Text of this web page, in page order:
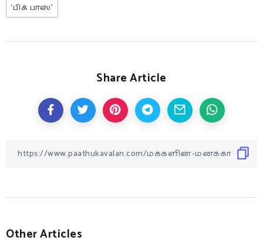
‘பிக் பாஸ்’
Share Article
Other Articles